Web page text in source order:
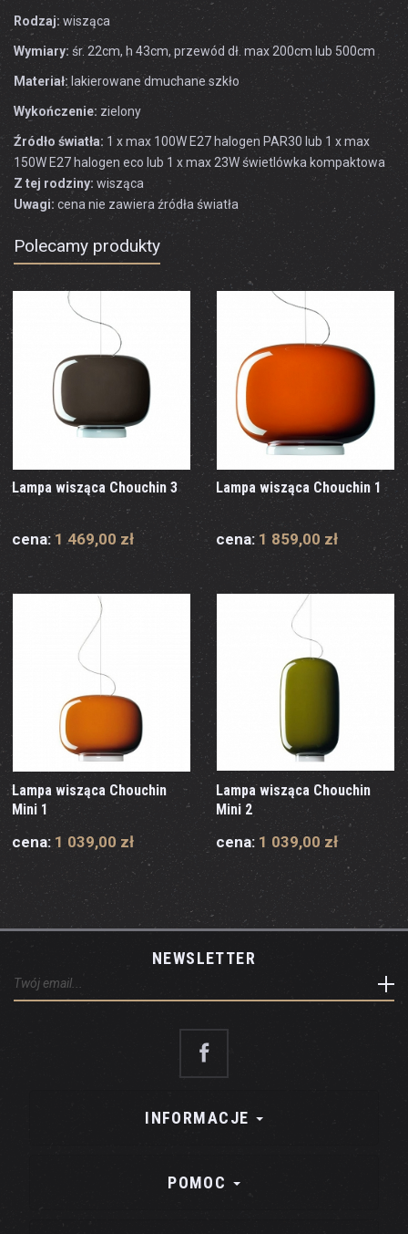
Rodzaj: wisząca
Wymiary: śr. 22cm, h 43cm, przewód dł. max 200cm lub 500cm
Materiał: lakierowane dmuchane szkło
Wykończenie: zielony
Źródło światła: 1 x max 100W E27 halogen PAR30 lub 1 x max
150W E27 halogen eco lub 1 x max 23W świetlówka kompaktowa
Z tej rodziny: wisząca
Uwagi: cena nie zawiera źródła światła
Polecamy produkty
Lampa wisząca Chouchin 3
cena: 1 469,00 zł
Lampa wisząca Chouchin 1
cena: 1 859,00 zł
Lampa wisząca Chouchin
Mini 1
cena: 1 039,00 zł
Lampa wisząca Chouchin
Mini 2
cena: 1 039,00 zł
NEWSLETTER
INFORMACJE
POMOC